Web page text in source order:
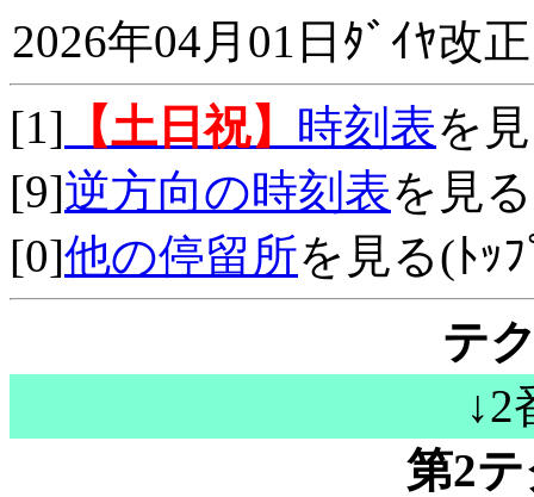
2026年04月01日ﾀﾞｲﾔ改正
[1] 【土日祝】 時刻表を
[9]逆方向の時刻表を見る
[0]他の停留所を見る(ﾄｯ
テ
↓2
第2